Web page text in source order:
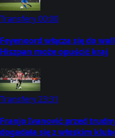
Transfery00:00
Feyenoord włącza się do
Hiszpan może opuścić kraj
Transfery23:31
Franjo Ivanović przed
dogadała się z włoskim